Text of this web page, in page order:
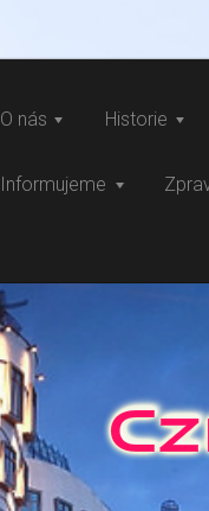
O nás Historie
Informujeme